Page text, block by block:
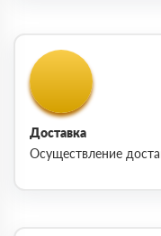
Доставка
Осуществление